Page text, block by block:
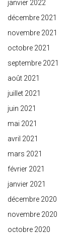
janvier 2022
décembre 2021
novembre 2021
octobre 2021
septembre 2021
août 2021
juillet 2021
juin 2021
mai 2021
avril 2021
mars 2021
février 2021
janvier 2021
décembre 2020
novembre 2020
octobre 2020